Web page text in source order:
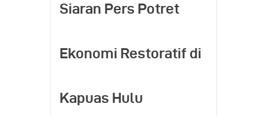
Siaran Pers Potret
Ekonomi Restoratif di
Kapuas Hulu